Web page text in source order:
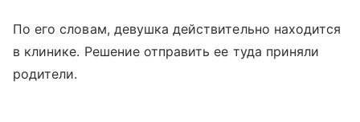
По его словам, девушка действительно находится
в клинике. Решение отправить ее туда приняли
родители.